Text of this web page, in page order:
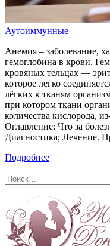
Аутоиммунные
Анемия – заболевание,
гемоглобина в крови.
кровяных тельцах —
которое легко
лёгких к тканям
при котором ткани
количества кислорода,
Оглавление: Что за
Диагностика; Лечение.
Подробнее
Найти: